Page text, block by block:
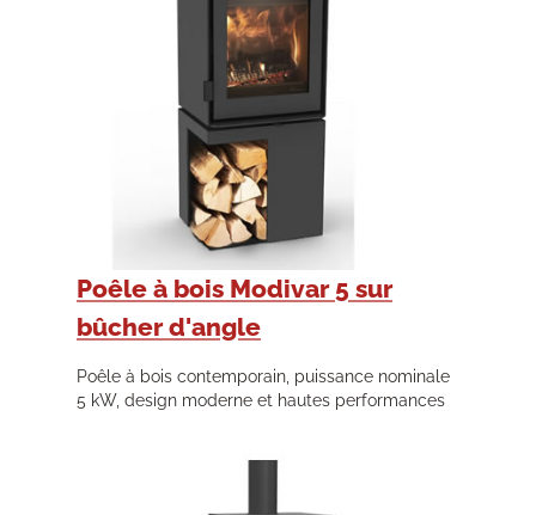
Poêle à bois Modivar 5 sur
bûcher d'angle
Poêle à bois contemporain, puissance nominale
5 kW, design moderne et hautes performances